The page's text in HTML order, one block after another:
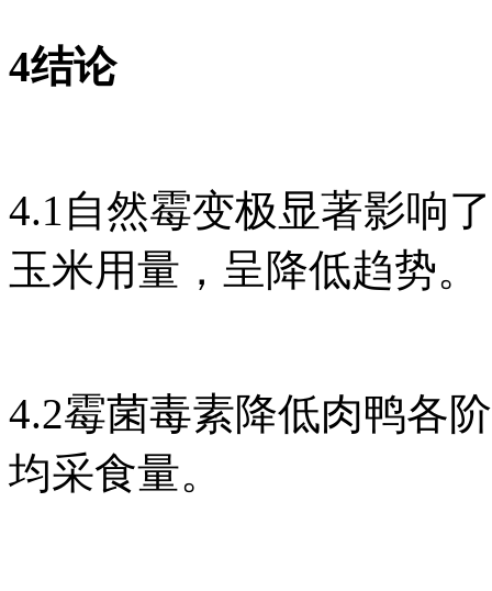
4结论
4.1自然霉变极显著影响
玉米用量，呈降低趋势。
4.2霉菌毒素降低肉鸭各
均采食量。